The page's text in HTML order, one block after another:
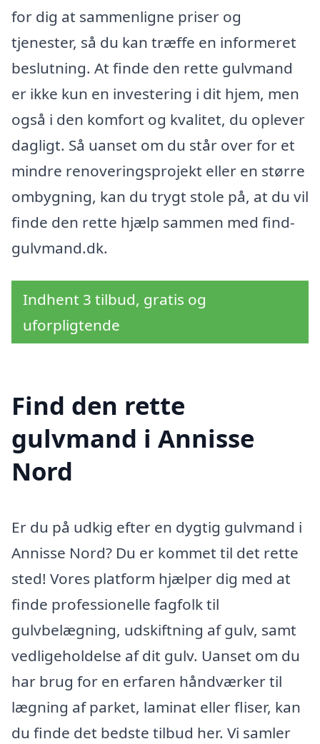
for dig at sammenligne priser og
tjenester, så du kan træffe en informeret
beslutning. At finde den rette gulvmand
er ikke kun en investering i dit hjem, men
også i den komfort og kvalitet, du oplever
dagligt. Så uanset om du står over for et
mindre renoveringsprojekt eller en større
ombygning, kan du trygt stole på, at du vil
finde den rette hjælp sammen med find-
gulvmand.dk.
Indhent 3 tilbud, gratis og
uforpligtende
Find den rette
gulvmand i Annisse
Nord
Er du på udkig efter en dygtig gulvmand i
Annisse Nord? Du er kommet til det rette
sted! Vores platform hjælper dig med at
finde professionelle fagfolk til
gulvbelægning, udskiftning af gulv, samt
vedligeholdelse af dit gulv. Uanset om du
har brug for en erfaren håndværker til
lægning af parket, laminat eller fliser, kan
du finde det bedste tilbud her. Vi samler